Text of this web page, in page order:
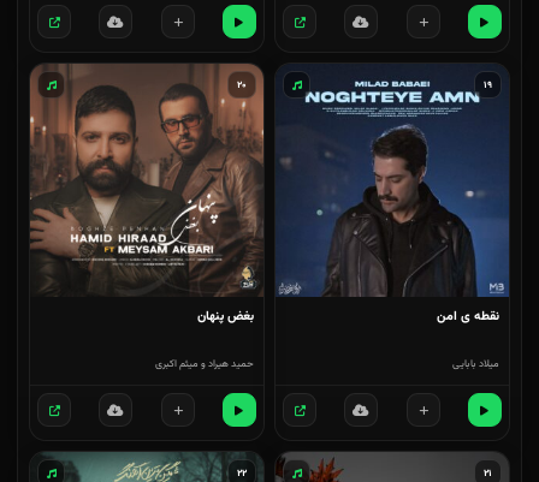
۱۹
نقطه ی امن
میلاد بابایی
۲۰
بغض پنهان
حمید هیراد و میثم اکبری
۲۱ ۲۲